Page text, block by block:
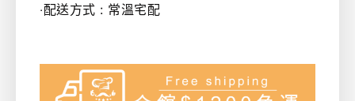
‧配送方式 : 常溫宅配